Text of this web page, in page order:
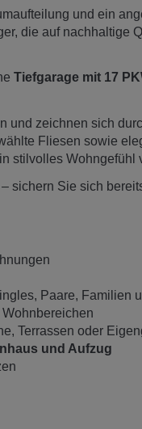
und ein
die auf nachhaltige
Tiefgarage mit 17
und zeichnen sich
Fliesen sowie
stilvolles Wohngefühl
sichern Sie sich
Paare, Familien
Terrassen oder
und Aufzug